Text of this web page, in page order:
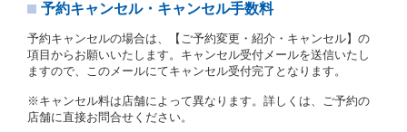
第３章／貸 渡 し
第７条（貸渡契約の締結）
借受人は第２条第１項に定める借受条件を明示し、当
貸渡契約を締結するものとします。ただし、貸し渡す
ことができるレンタカーがない場合又は借受人若しく
予約キャンセル・キャンセル手数料
予約キャンセルの場合は、【ご予約変更・紹介・キャンセル】の
項目からお願いいたします。キャンセル受付メールを送信いたし
ますので、このメールにてキャンセル受付完了となります。
※キャンセル料は店舗によって異なります。詳しくは、ご予約の
店舗に直接お問合せください。